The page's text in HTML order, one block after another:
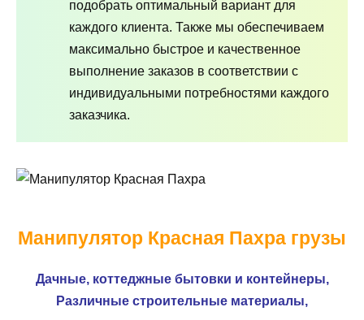
подобрать оптимальный вариант для
каждого клиента. Также мы обеспечиваем
максимально быстрое и качественное
выполнение заказов в соответствии с
индивидуальными потребностями каждого
заказчика.
Манипулятор Красная Пахра грузы
Дачные, коттеджные бытовки и контейнеры,
Различные строительные материалы,